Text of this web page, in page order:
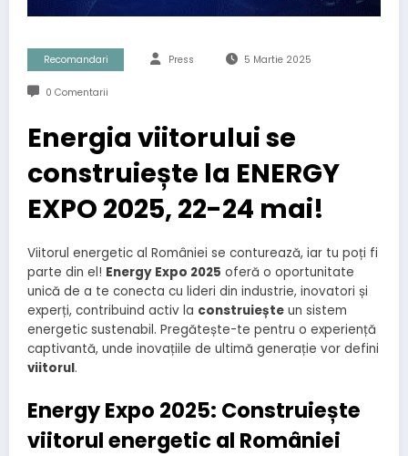
Recomandari Press 5 Martie 2025
0 Comentarii
Energia viitorului se
construiește la ENERGY
EXPO 2025, 22-24 mai!
Viitorul energetic al României se conturează, iar tu poți fi
parte din el! Energy Expo 2025 oferă o oportunitate
unică de a te conecta cu lideri din industrie, inovatori și
experți, contribuind activ la construiește un sistem
energetic sustenabil. Pregătește-te pentru o experiență
captivantă, unde inovațiile de ultimă generație vor defini
viitorul.
Energy Expo 2025: Construiește
viitorul energetic al României